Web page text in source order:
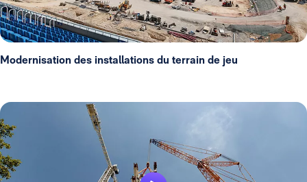
Modernisation des installations du terrain de jeu